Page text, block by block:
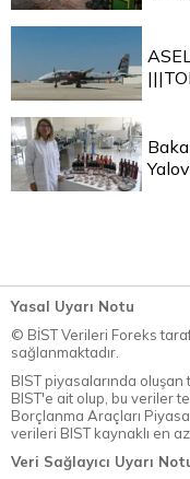
Yasal Uyarı Notu
© BİST Verileri Foreks
sağlanmaktadır.
BIST piyasalarında
BIST'e ait olup, bu veriler
Borçlanma Araçları
verileri BIST kaynaklı en
Veri Sağlayıcı Uyarı